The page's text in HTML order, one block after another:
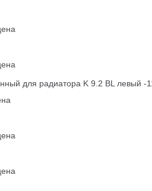
для радиатора K 9.2 BL левый -